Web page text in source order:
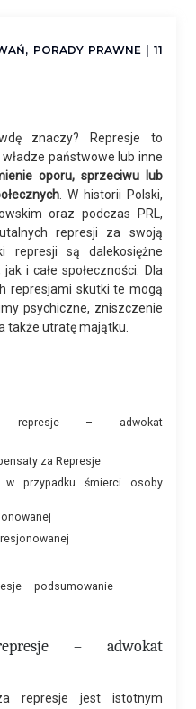
, PORADY PRAWNE| 11
znaczy? Represje to
państwowe lub inne
oporu, sprzeciwu lub
. W historii Polski,
oraz podczas PRL,
represji za swoją
represji są dalekosiężne
i całe społeczności. Dla
represjami skutki te mogą
psychiczne, zniszczenie
także utratę majątku.
represje – adwokat
za Represje
przypadku śmierci osoby
– podsumowanie
– adwokat
represje jest istotnym